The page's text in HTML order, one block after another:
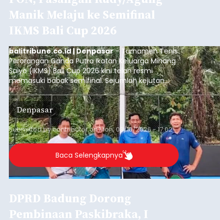
Manik Melaju ke Semifinal
IKMS Bali Cup 2026
balitribune.co.id | Denpasar- Turnamen Tenis
Perorangan Ganda Putra Ikatan Keluarga Minang
Saiyo (IKMS) Bali Cup 2026 kini telah resmi
memasuki babak semifinal. Sejumlah kejutan
mewarnai babak delapan besar yang digelar di
Lapangan Tenis Telkom Denpasar pada Minggu,
9 Agustus 2026.
Denpasar
Submitted bycontributoronMon, 08/10/2026 - 17:02
Baca Selengkapnya
DPRD Badung Dorong
Pembinaan Paskibraka, I